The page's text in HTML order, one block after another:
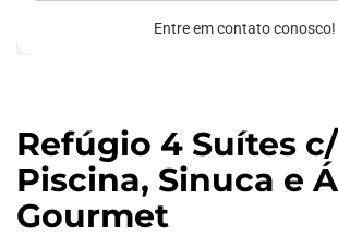
Refúgio 4 Suítes c/
Piscina, Sinuca e
Gourmet
Entre em contato conosco!